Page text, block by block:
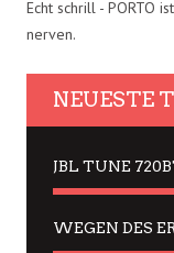
Echt schrill - PORTO
nerven.
NEUESTE